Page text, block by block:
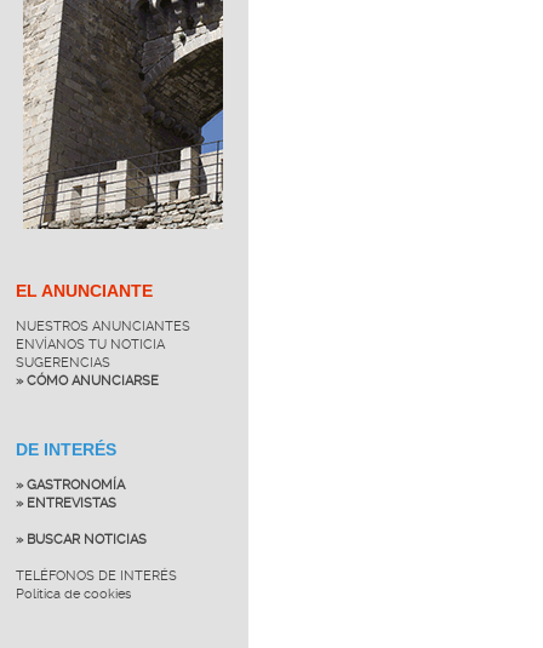
EL ANUNCIANTE
NUESTROS ANUNCIANTES
ENVÍANOS TU NOTICIA
SUGERENCIAS
» CÓMO ANUNCIARSE
DE INTERÉS
» GASTRONOMÍA
» ENTREVISTAS
» BUSCAR NOTICIAS
TELÉFONOS DE INTERÉS
Política de cookies